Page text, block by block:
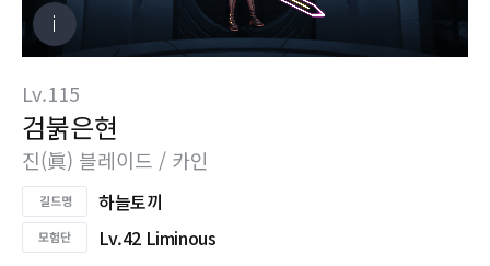
Lv.115
검붉은현
진(眞) 블레이드 / 카인
하늘토끼
Lv.42 Liminous